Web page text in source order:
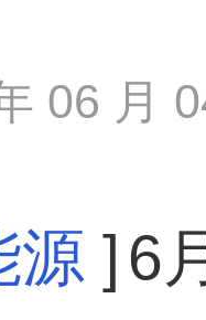
06 月
源 ] 6